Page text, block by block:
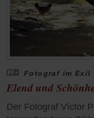
Fotograf im Exil
Elend und
Der Fotograf Víctor